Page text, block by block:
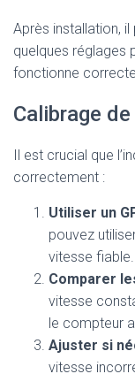
Après installation,
quelques réglages
fonctionne
Calibrage
Il est crucial que
correctement :
Utiliser un
pouvez
vitesse fiable.
Comparer
vitesse
le compteur
Ajuster si
vitesse